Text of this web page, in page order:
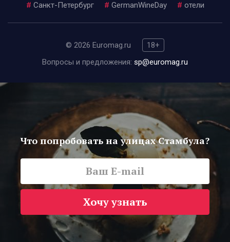
# Санкт-Петербург # GermanWineDay # отели
© 2026 Euromag.ru
18+
Вопросы и предложения: sp@euromag.ru
Что попробовать на улицах Стамбула?
Хочу узнать